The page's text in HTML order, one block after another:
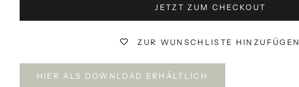
JETZT ZUM CHECKOUT
ZUR WUNSCHLISTE HINZUFÜGEN
HIER ALS DOWNLOAD ERHÄLTLICH